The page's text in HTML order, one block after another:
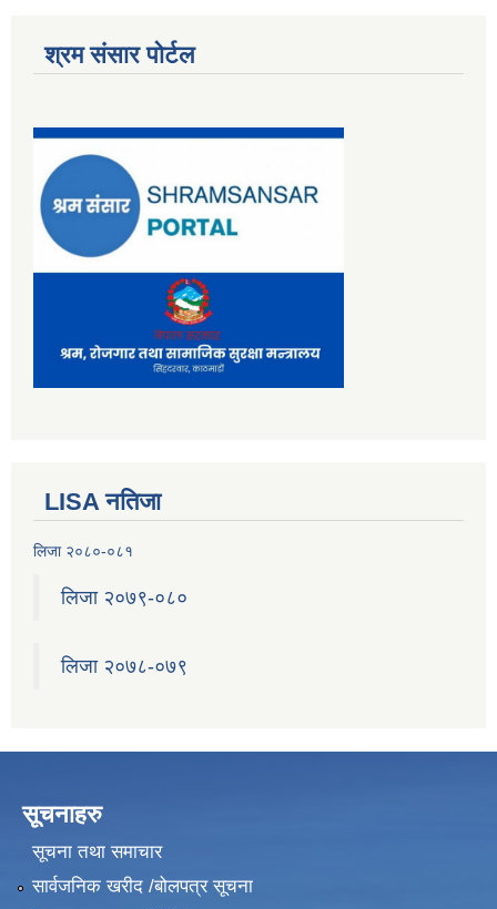
श्रम संसार पोर्टल
LISA नतिजा
लिजा २०८०-०८१
लिजा २०७९-०८०
लिजा २०७८-०७९
सूचनाहरु
सूचना तथा समाचार
सार्वजनिक खरीद /बोलपत्र सूचना